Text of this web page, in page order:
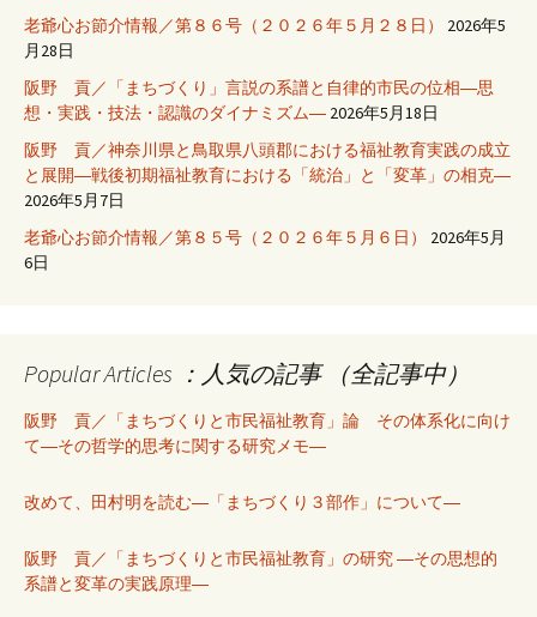
老爺心お節介情報／第８６号（２０２６年５月２８日）
2026年5
月28日
阪野 貢／「まちづくり」言説の系譜と自律的市民の位相―思
想・実践・技法・認識のダイナミズム― 2026年5月18日
阪野 貢／神奈川県と鳥取県八頭郡における福祉教育実践の成立
と展開―戦後初期福祉教育における「統治」と「変革」の相克―
2026年5月7日
老爺心お節介情報／第８５号（２０２６年５月６日）
2026年5月
6日
Popular Articles ：人気の記事 （全記事中）
阪野 貢／「まちづくりと市民福祉教育」論 その体系化に向け
て―その哲学的思考に関する研究メモ―
改めて、田村明を読む―「まちづくり３部作」について―
阪野 貢／「まちづくりと市民福祉教育」の研究 ―その思想的
系譜と変革の実践原理―